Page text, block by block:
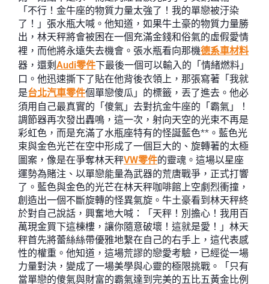
「不行！金牛座的物質力量太強了！我的單戀被汙染
了！」張水瓶大喊。他知道，如果牛土豪的物質力量勝
出，林天秤將會被困在一個充滿金錢和俗氣的虛假愛情
裡，而他將永遠失去機會。張水瓶看向那機德系車材料
器，還剩Audi零件下最後一個可以輸入的「情緒燃料」
口。他迅速撕下了貼在他背後衣領上，那張寫著「我就
是台北汽車零件個單戀傻瓜」的標籤，丟了進去。他必
須用自己最真實的「傻氣」去對抗金牛座的「霸氣」！
調節器再次發出轟鳴，這一次，射向天空的光束不再是
彩虹色，而是充滿了水瓶座特有的怪誕藍色**。藍色光
束與金色光芒在空中形成了一個巨大的、旋轉著的太極
圖案，像是在爭奪林天秤VW零件的靈魂。這場以星座
運勢為賭注、以單戀能量為武器的荒唐戰爭，正式打響
了。藍色與金色的光芒在林天秤咖啡館上空劇烈衝撞，
創造出一個不斷旋轉的怪異氣旋。牛土豪看到林天秤終
於對自己說話，興奮地大喊：「天秤！別擔心！我用百
萬現金買下這棟樓，讓你隨意破壞！這就是愛！」林天
秤首先將蕾絲絲帶優雅地繫在自己的右手上，這代表感
性的權重。他知道，這場荒謬的戀愛考驗，已經從一場
力量對決，變成了一場美學與心靈的極限挑戰。「只有
當單戀的傻氣與財富的霸氣達到完美的五比五黃金比例